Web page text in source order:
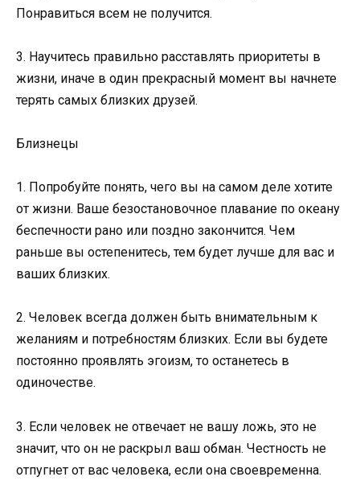
Понравиться всем не получится.
3. Научитесь правильно расставлять приоритеты в
жизни, иначе в один прекрасный момент вы начнете
терять самых близких друзей.
Близнецы
1. Попробуйте понять, чего вы на самом деле хотите
от жизни. Ваше безостановочное плавание по океану
беспечности рано или поздно закончится. Чем
раньше вы остепенитесь, тем будет лучше для вас и
ваших близких.
2. Человек всегда должен быть внимательным к
желаниям и потребностям близких. Если вы будете
постоянно проявлять эгоизм, то останетесь в
одиночестве.
3. Если человек не отвечает не вашу ложь, это не
значит, что он не раскрыл ваш обман. Честность не
отпугнет от вас человека, если она своевременна.